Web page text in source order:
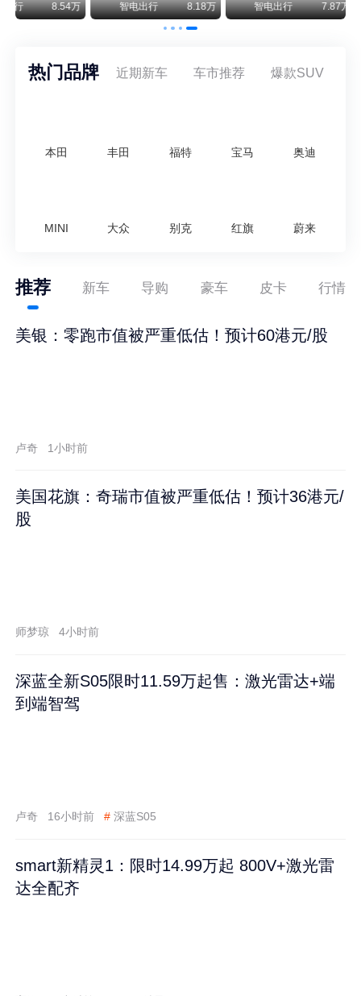
智电出行 7.87万 安定洞察 5.5万 王煊煊的爱车日记
热门品牌 近期新车 车市推荐 爆款SUV
本田 丰田 福特 宝马 奥迪
MINI 大众 别克 红旗 蔚来
推荐 新车 导购 豪车 皮卡 行情
美银：零跑市值被严重低估！预计60港元/股
卢奇 1小时前
美国花旗：奇瑞市值被严重低估！预计36港元/
股
师梦琼 4小时前
深蓝全新S05限时11.59万起售：激光雷达+端
到端智驾
卢奇 16小时前 # 深蓝S05
smart新精灵1：限时14.99万起 800V+激光雷
达全配齐